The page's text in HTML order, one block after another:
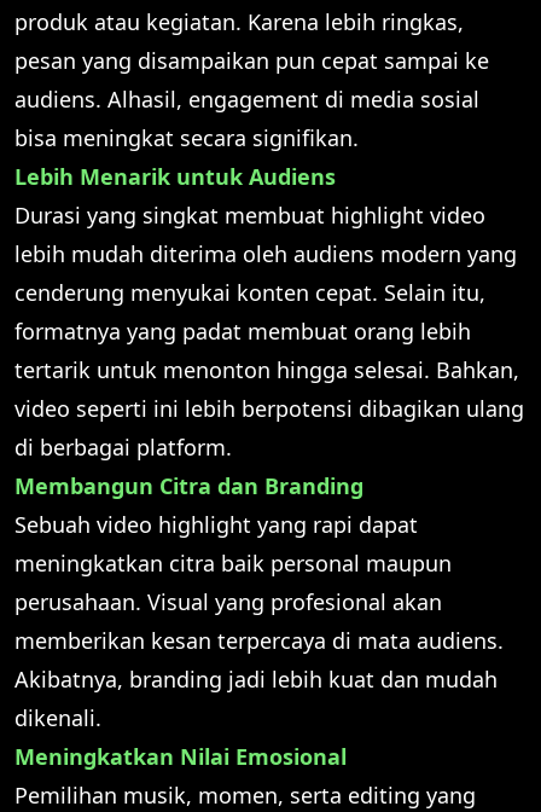
produk atau kegiatan. Karena lebih ringkas,
pesan yang disampaikan pun cepat sampai ke
audiens. Alhasil, engagement di media sosial
bisa meningkat secara signifikan.
Lebih Menarik untuk Audiens
Durasi yang singkat membuat highlight video
lebih mudah diterima oleh audiens modern yang
cenderung menyukai konten cepat. Selain itu,
formatnya yang padat membuat orang lebih
tertarik untuk menonton hingga selesai. Bahkan,
video seperti ini lebih berpotensi dibagikan ulang
di berbagai platform.
Membangun Citra dan Branding
Sebuah video highlight yang rapi dapat
meningkatkan citra baik personal maupun
perusahaan. Visual yang profesional akan
memberikan kesan terpercaya di mata audiens.
Akibatnya, branding jadi lebih kuat dan mudah
dikenali.
Meningkatkan Nilai Emosional
Pemilihan musik, momen, serta editing yang